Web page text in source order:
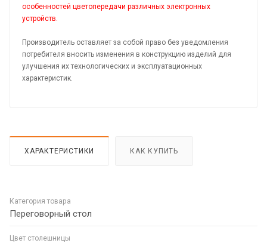
особенностей цветопередачи различных электронных
устройств.
Производитель оставляет за собой право без уведомления
потребителя вносить изменения в конструкцию изделий для
улучшения их технологических и эксплуатационных
характеристик.
ХАРАКТЕРИСТИКИ КАК КУПИТЬ
Категория товара
Переговорный стол
Цвет столешницы